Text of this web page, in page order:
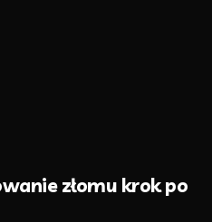
złomu krok po